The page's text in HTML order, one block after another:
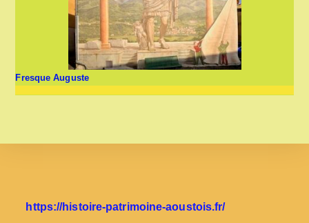
Fresque Auguste
https://histoire-patrimoine-aoustois.fr/